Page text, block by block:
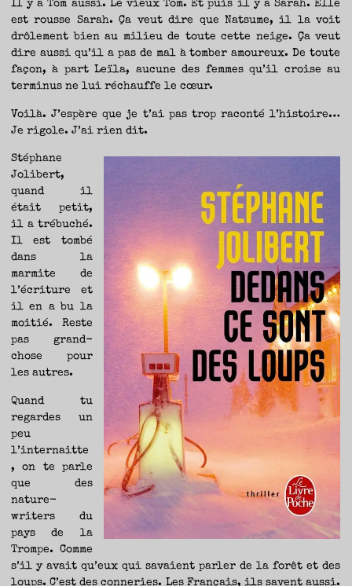
Il y a Tom aussi. Le vieux Tom. Et puis il y a Sarah. Elle
est rousse Sarah. Ça veut dire que Natsume, il la voit
drôlement bien au milieu de toute cette neige. Ça veut
dire aussi qu’il a pas de mal à tomber amoureux. De toute
façon, à part Leïla, aucune des femmes qu’il croise au
terminus ne lui réchauffe le cœur.
Voilà. J’espère que je t’ai pas trop raconté l’histoire…
Je rigole. J’ai rien dit.
Stéphane
Jolibert,
quand il
était petit,
il a trébuché.
Il est tombé
dans la
marmite de
l’écriture et
il en a bu la
moitié. Reste
pas grand-
chose pour
les autres.
Quand tu
regardes un
peu
l’internaitte
, on te parle
que des
nature-
writers du
pays de la
Trompe. Comme
s’il y avait qu’eux qui savaient parler de la forêt et des
loups. C’est des conneries. Les Français, ils savent aussi.